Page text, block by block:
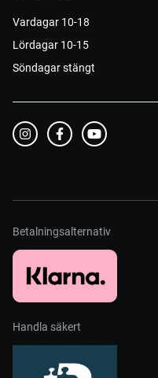
Vardagar 10-18
Lördagar 10-15
Söndagar stängt
Betalningsalternativ
Handla säkert